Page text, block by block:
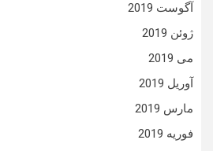
آگوست 2019
ژوئن 2019
می 2019
آوریل 2019
مارس 2019
فوریه 2019